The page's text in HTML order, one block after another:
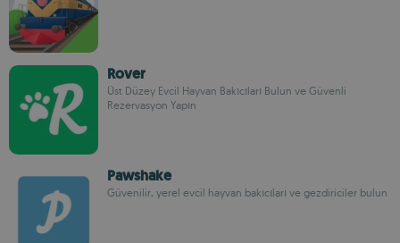
Rover
Üst Düzey Evcil Hayvan Bakıcıları Bulun ve Güvenli
Rezervasyon Yapın
Pawshake
Güvenilir, yerel evcil hayvan bakıcıları ve gezdiriciler bulun